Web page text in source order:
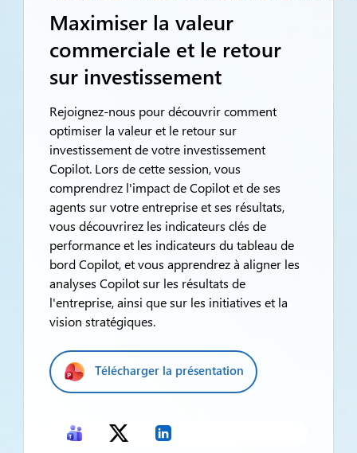
Maximiser la valeur
commerciale et le retour
sur investissement
Rejoignez-nous pour découvrir comment
optimiser la valeur et le retour sur
investissement de votre investissement
Copilot. Lors de cette session, vous
comprendrez l'impact de Copilot et de ses
agents sur votre entreprise et ses résultats,
vous découvrirez les indicateurs clés de
performance et les indicateurs du tableau de
bord Copilot, et vous apprendrez à aligner les
analyses Copilot sur les résultats de
l'entreprise, ainsi que sur les initiatives et la
vision stratégiques.
Télécharger la présentation